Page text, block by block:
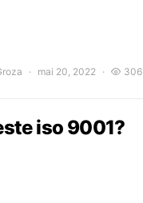
mai 20, 2022
iso 9001?